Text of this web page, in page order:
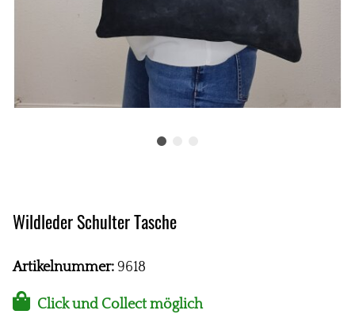
Wildleder Schulter Tasche
Artikelnummer: 9618
Click und Collect möglich